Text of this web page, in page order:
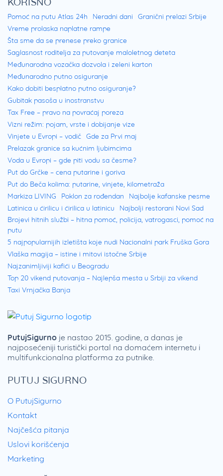
Pomoć na putu Atlas 24h Neradni dani
Granični prelazi Srbije
Vreme prolaska naplatne rampe
Šta sme da se prenese preko granice
Saglasnost roditelja za putovanje maloletnog deteta
Međunarodna vozačka dozvola i zeleni karton
Međunarodno putno osiguranje
Kako dobiti besplatno putno osiguranje?
Gubitak pasoša u inostranstvu
Tax Free – pravo na povraćaj poreza
Vizni režim: pojam, vrste i dobijanje vize
Vinjete u Evropi – vodič Gde za Prvi maj
Prelazak granice sa kućnim ljubimcima
Voda u Evropi – gde piti vodu sa česme?
Put do Grčke – cena putarine i goriva
Put do Beča kolima: putarine, vinjete, kilometraža
Markiza LIVING
Poklon za rođendan
Najbolje kafanske pesme
Latinica u ćirilicu i ćirilica u latinicu
Najbolji restorani Novi Sad
Brojevi hitnih službi – hitna pomoć, policija, vatrogasci, pomoć na
putu
5 najpopularnijih izletišta koje nudi Nacionalni park Fruška Gora
Vlaška magija – istine i mitovi istočne Srbije
Najzanimljiviji kafići u Beogradu
Top 20 vikend putovanja – Najlepša mesta u Srbiji za vikend
Taxi Vrnjačka Banja
PUTUJ SIGURNO
O PutujSigurno
Kontakt
Najčešća pitanja
Uslovi korišćenja
Marketing
PutujSigurno je nastao 2015. godine, a danas je
najposećeniji turistički portal na domaćem internetu i
multifunkcionalna platforma za putnike.